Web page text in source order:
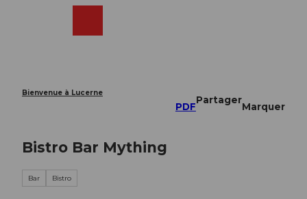
Bienvenue à Lucerne
PDF
Partager
Marquer
Bistro Bar Mything
Bar Bistro